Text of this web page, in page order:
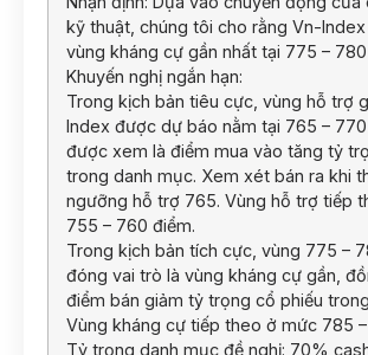
kỹ thuật, chúng tôi cho rằng Vn-
vùng kháng cự gần nhất tại 775 –
Khuyến nghị ngắn hạn:
Trong kịch bản tiêu cực, vùng hỗ trợ
Index được dự báo nằm tại 765 –
được xem là điểm mua vào tăng tỷ
trong danh mục. Xem xét bán ra khi
ngưỡng hỗ trợ 765. Vùng hỗ trợ tiếp
755 – 760 điểm.
Trong kịch bản tích cực, vùng 775 –
đóng vai trò là vùng kháng cự gần,
điểm bán giảm tỷ trọng cổ phiếu
Vùng kháng cự tiếp theo ở mức 785
Tỷ trọng danh mục đề nghị: 70%